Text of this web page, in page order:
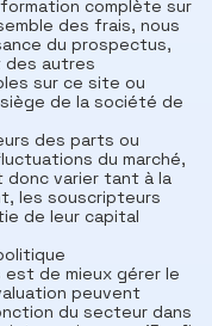
complète sur
des frais, nous
du prospectus,
des autres
sur ce site ou
de la société de
des parts ou
du marché,
varier tant à la
les souscripteurs
de leur capital
de mieux gérer le
peuvent
du secteur dans